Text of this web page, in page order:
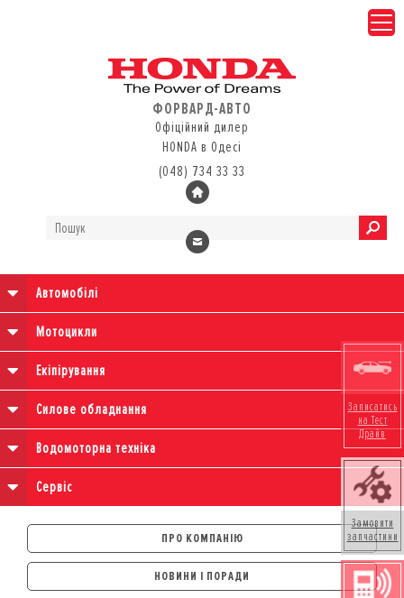
ФОРВАРД-АВТО
Офіційний дилер
HONDA в Одесі
(048) 734 33 33
Автомобілі
Мотоцикли
Екіпірування
Силове обладнання
Водомоторна техніка
Сервіс
ПРО КОМПАНІЮ
НОВИНИ І ПОРАДИ
Записатись
на Тест
Драйв
Замовити
запчастини